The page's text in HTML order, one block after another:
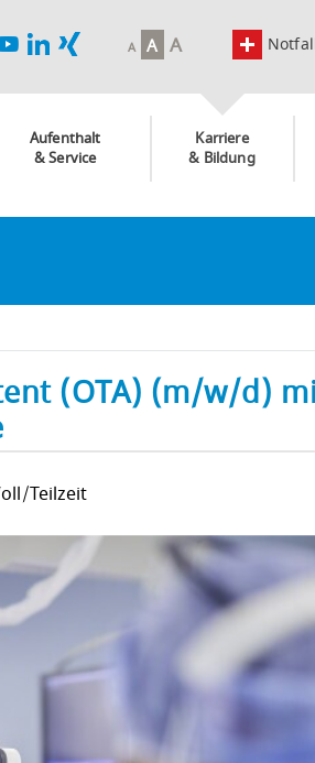
A A A
Aufenthalt
& Service
Karriere
& Bildung
(OTA) (m/w/d)
Teilzeit